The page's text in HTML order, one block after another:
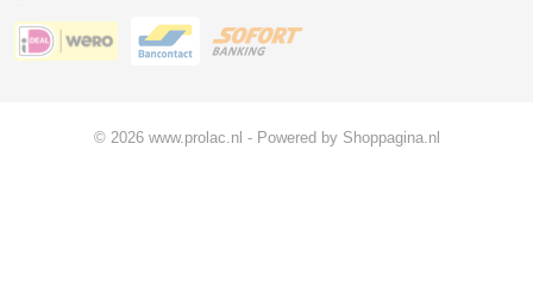
© 2026 www.prolac.nl - Powered by Shoppagina.nl